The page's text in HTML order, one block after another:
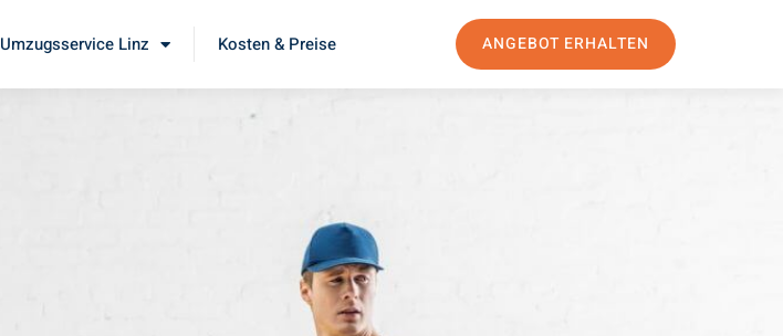
Umzugsservice Linz Kosten & Preise ANGEBOT ERHALTEN